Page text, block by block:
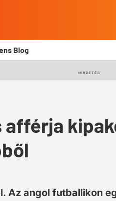
Blog
HIRDETÉS
afférja
Az angol futballikon